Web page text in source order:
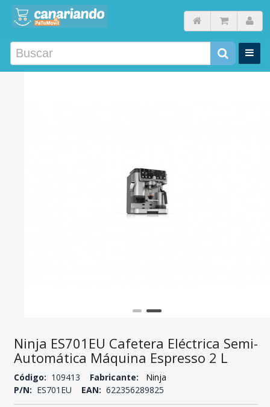
Ninja ES701EU Cafetera Eléctrica Semi-
Automática Máquina Espresso 2 L
Código: 109413 Fabricante:
Ninja
P/N: ES701EU EAN: 622356289825